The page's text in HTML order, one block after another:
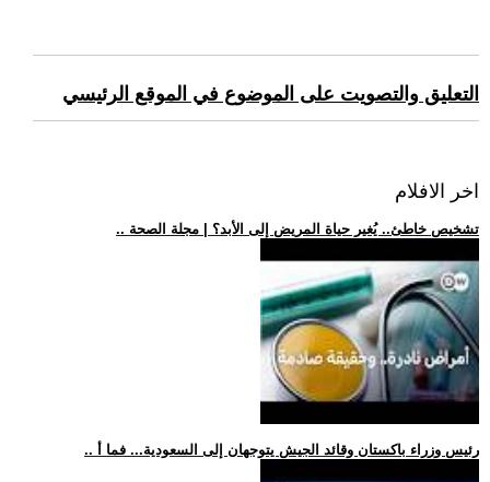
التعليق والتصويت على الموضوع في الموقع الرئيسي
اخر الافلام
.. تشخيص خاطئ.. يُغير حياة المريض إلى الأبد؟ | مجلة الصحة
.. رئيس وزراء باكستان وقائد الجيش يتوجهان إلى السعودية... فما أ